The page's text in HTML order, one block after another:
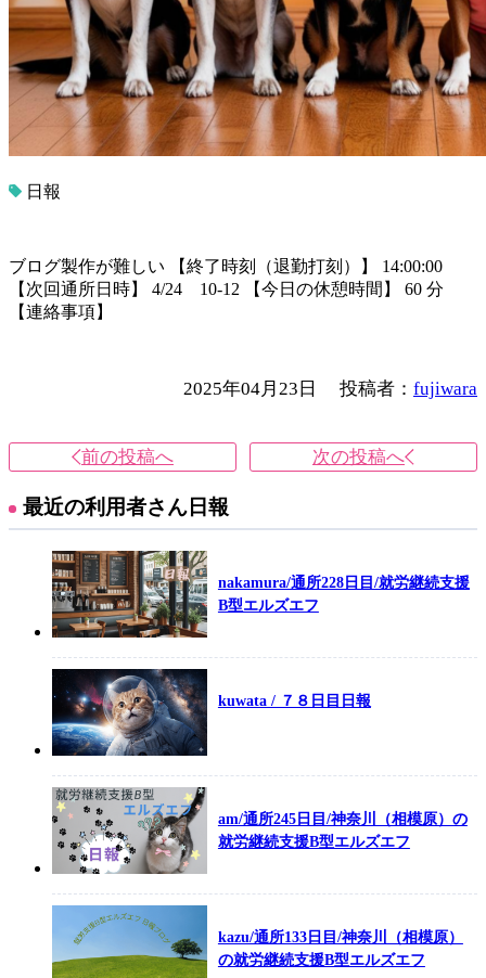
日報
ブログ製作が難しい 【終了時刻（退勤打刻）】 14:00:00
【次回通所日時】 4/24 10-12 【今日の休憩時間】 60 分
【連絡事項】
2025年04月23日 投稿者： fujiwara
前の投稿へ 次の投稿へ
最近の利用者さん日報
nakamura/通所228日目/就労継続支援
B型エルズエフ
kuwata / ７８日目日報
am/通所245日目/神奈川（相模原）の
就労継続支援B型エルズエフ
kazu/通所133日目/神奈川（相模原）
の就労継続支援B型エルズエフ